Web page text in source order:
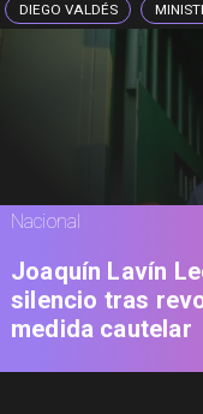
DIEGO VALDÉS
Nacional
Joaquín Lavín
silencio tras
medida cautelar